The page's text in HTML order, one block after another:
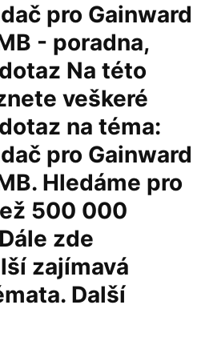
pro Gainward
- poradna,
Na této
veškeré
na téma:
pro Gainward
Hledáme pro
500 000
zde
zajímavá
Další